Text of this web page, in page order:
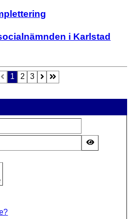
i Karlstad
1 2 3